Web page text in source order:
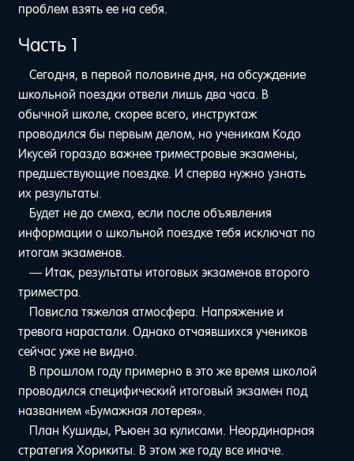
проблем взять ее на себя.
Часть 1
Сегодня, в первой половине дня, на обсуждение
школьной поездки отвели лишь два часа. В
обычной школе, скорее всего, инструктаж
проводился бы первым делом, но ученикам Кодо
Икусей гораздо важнее триместровые экзамены,
предшествующие поездке. И сперва нужно узнать
их результаты.
Будет не до смеха, если после объявления
информации о школьной поездке тебя исключат по
итогам экзаменов.
— Итак, результаты итоговых экзаменов второго
триместра.
Повисла тяжелая атмосфера. Напряжение и
тревога нарастали. Однако отчаявшихся учеников
сейчас уже не видно.
В прошлом году примерно в это же время школой
проводился специфический итоговый экзамен под
названием «Бумажная лотерея».
План Кушиды, Рьюен за кулисами. Неординарная
стратегия Хорикиты. В этом же году все иначе.